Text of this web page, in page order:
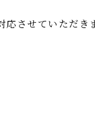
させていただき